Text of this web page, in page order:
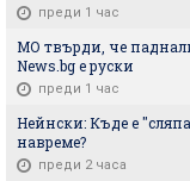
преди 1 час
МО твърди, че
News.bg e руски
преди 1 час
Нейнски: Къде е
навреме?
преди 2 часа